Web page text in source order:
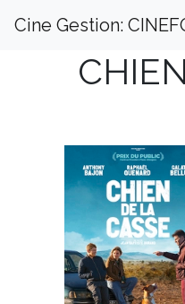
Cine Gestion: